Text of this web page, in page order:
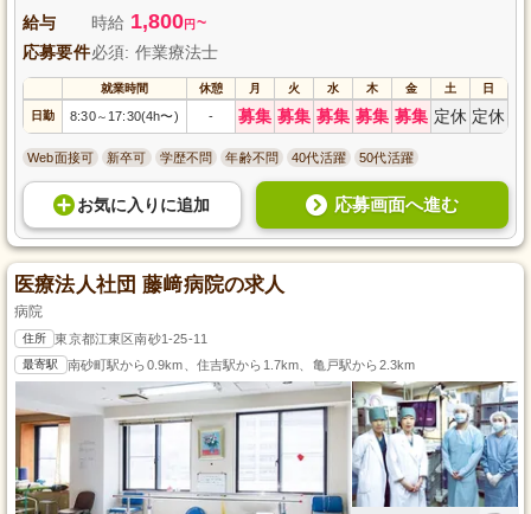
給与 時給 1,800円 ~
応募要件必須: 作業療法士
就業時間 休憩 月 火 水 木 金 土 日
日勤 8:30～ 17:30(4h〜) - 募集 募集 募集 募集 募集 定休 定休
Web面接可 新卒可 学歴不問 年齢不問 40代活躍 50代活躍
お気に入り に追加 応募画面へ進む
医療法人社団 藤﨑病院の求人
病院
住所 東京都江東区南砂1-25-11
最寄駅 南砂町駅から0.9km、住吉駅から1.7km、亀戸駅から2.3km